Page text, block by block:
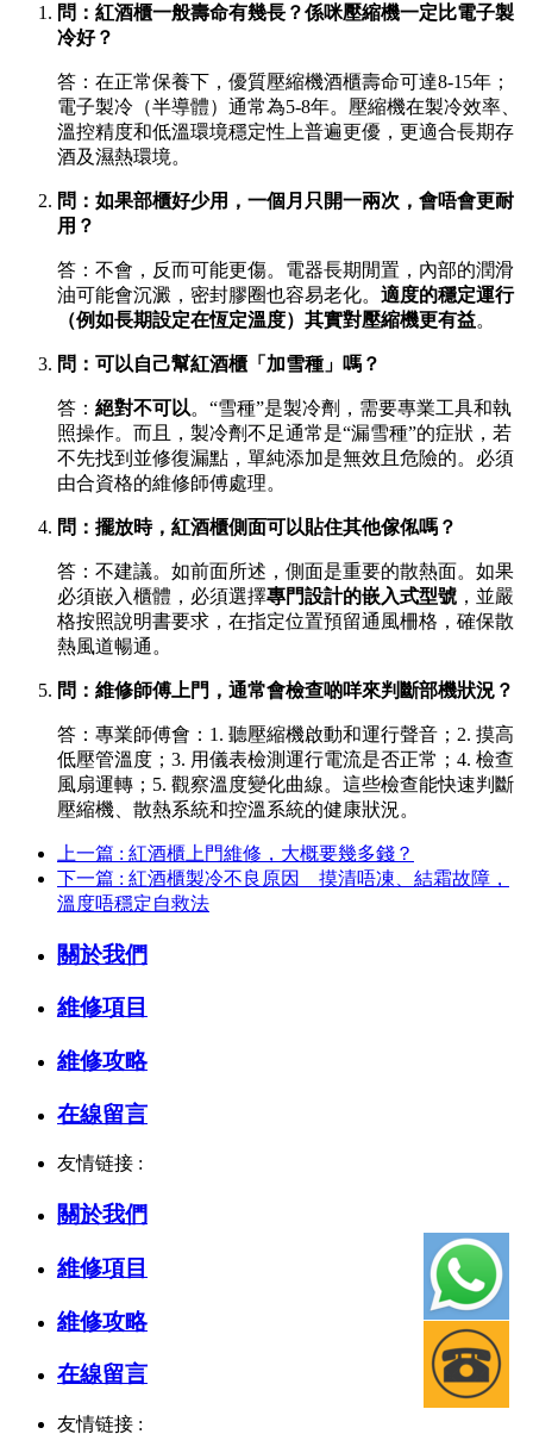
問：紅酒櫃一般壽命有幾長？係咪壓縮機一定比電子製
冷好？
答：在正常保養下，優質壓縮機酒櫃壽命可達8-15年；
電子製冷（半導體）通常為5-8年。壓縮機在製冷效率、
溫控精度和低溫環境穩定性上普遍更優，更適合長期存
酒及濕熱環境。
問：如果部櫃好少用，一個月只開一兩次，會唔會更耐
用？
答：不會，反而可能更傷。電器長期閒置，內部的潤滑
油可能會沉澱，密封膠圈也容易老化。 適度的穩定運行
（例如長期設定在恆定溫度）其實對壓縮機更有益。
問：可以自己幫紅酒櫃「加雪種」嗎？
答： 絕對不可以。“雪種”是製冷劑，需要專業工具和執
照操作。而且，製冷劑不足通常是“漏雪種”的症狀，若
不先找到並修復漏點，單純添加是無效且危險的。必須
由合資格的維修師傅處理。
問：擺放時，紅酒櫃側面可以貼住其他傢俬嗎？
答：不建議。如前面所述，側面是重要的散熱面。如果
必須嵌入櫃體，必須選擇專門設計的嵌入式型號 ，並嚴
格按照說明書要求，在指定位置預留通風柵格，確保散
熱風道暢通。
問：維修師傅上門，通常會檢查啲咩來判斷部機狀況？
答：專業師傅會：1. 聽壓縮機啟動和運行聲音；2. 摸高
低壓管溫度；3. 用儀表檢測運行電流是否正常；4. 檢查
風扇運轉；5. 觀察溫度變化曲線。這些檢查能快速判斷
壓縮機、散熱系統和控溫系統的健康狀況。
上一篇 : 紅酒櫃上門維修，大概要幾多錢？
下一篇 : 紅酒櫃製冷不良原因 _ 摸清唔凍、結霜故障，
溫度唔穩定自救法
關於我們
維修項目
維修攻略
在線留言
友情链接 :
關於我們
維修項目
維修攻略
在線留言
友情链接 :